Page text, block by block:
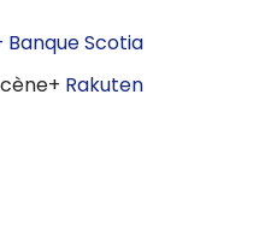
Scotia
Rakuten